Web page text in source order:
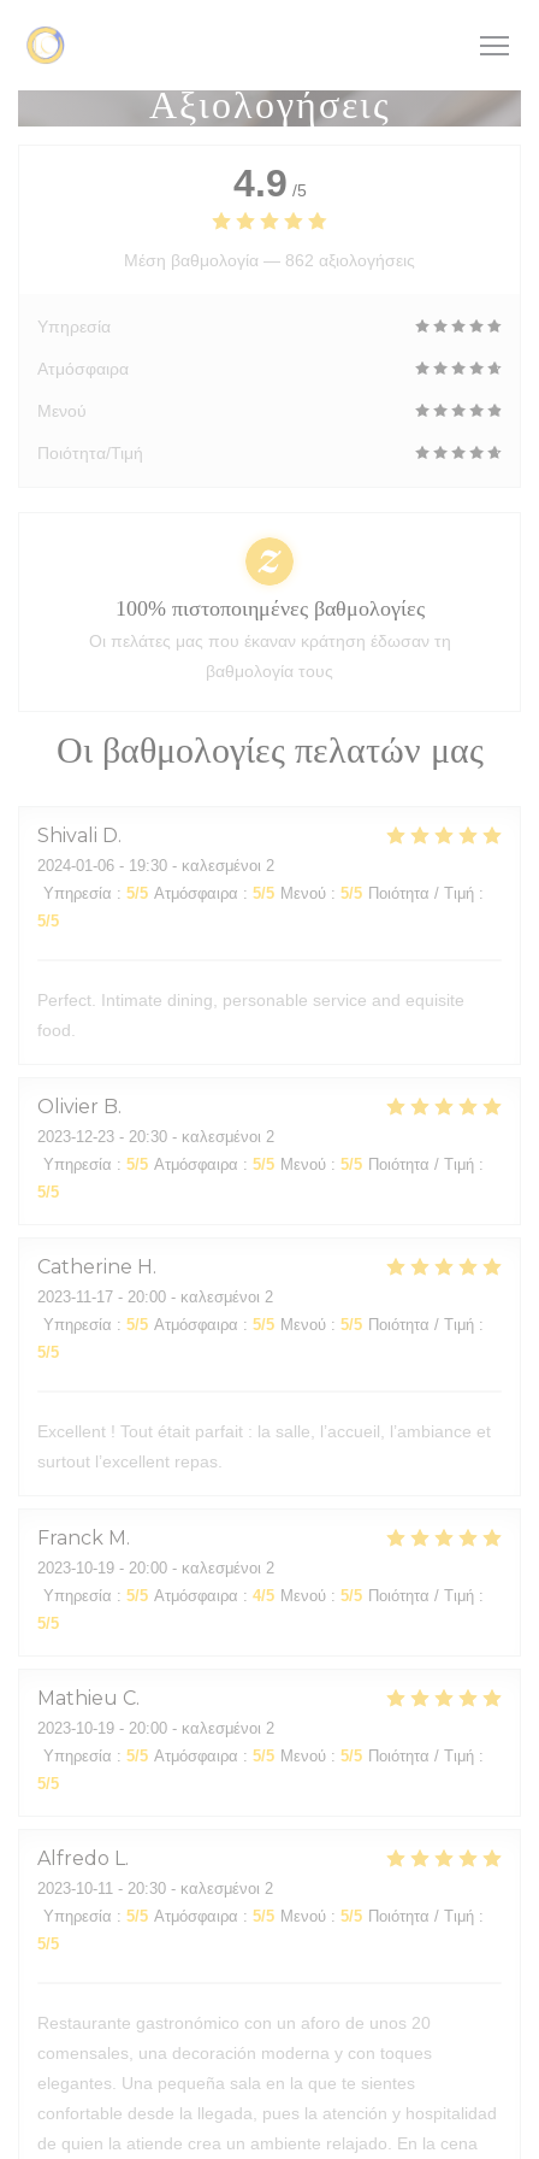
Αξιολογήσεις
Οι βαθμολογίες πελατών μας
Shivali D
2024-01-06 - 19:30 - καλεσμένοι 2
Υπηρεσία : 5/5 Ατμόσφαιρα : 5/5 Μενού : 5/5 Ποιότητα / Τιμή :
5/5
Perfect. Intimate dining, personable service and equisite
food.
Olivier B
2023-12-23 - 20:30 - καλεσμένοι 2
Υπηρεσία : 5/5 Ατμόσφαιρα : 5/5 Μενού : 5/5 Ποιότητα / Τιμή :
5/5
Catherine H
2023-11-17 - 20:00 - καλεσμένοι 2
Υπηρεσία : 5/5 Ατμόσφαιρα : 5/5 Μενού : 5/5 Ποιότητα / Τιμή :
5/5
Excellent ! Tout était parfait : la salle, l’accueil, l’ambiance et
surtout l’excellent repas.
Franck M
2023-10-19 - 20:00 - καλεσμένοι 2
Υπηρεσία : 5/5 Ατμόσφαιρα : 4/5 Μενού : 5/5 Ποιότητα / Τιμή :
5/5
Mathieu C
2023-10-19 - 20:00 - καλεσμένοι 2
Υπηρεσία : 5/5 Ατμόσφαιρα : 5/5 Μενού : 5/5 Ποιότητα / Τιμή :
5/5
Alfredo L
2023-10-11 - 20:30 - καλεσμένοι 2
Υπηρεσία : 5/5 Ατμόσφαιρα : 5/5 Μενού : 5/5 Ποιότητα / Τιμή :
5/5
Restaurante gastronómico con un aforo de unos 20
comensales, una decoración moderna y con toques
elegantes. Una pequeña sala en la que te sientes
confortable desde la llegada, pues la atención y hospitalidad
de quien la atiende crea un ambiente relajado. En la cena
4.9 /5
Μέση βαθμολογία — 862 αξιολογήσεις
Υπηρεσία
Ατμόσφαιρα
Μενού
Ποιότητα/Τιμή
100% πιστοποιημένες βαθμολογίες
Οι πελάτες μας που έκαναν κράτηση έδωσαν τη
βαθμολογία τους